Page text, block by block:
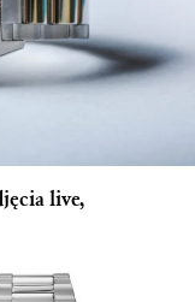
live,